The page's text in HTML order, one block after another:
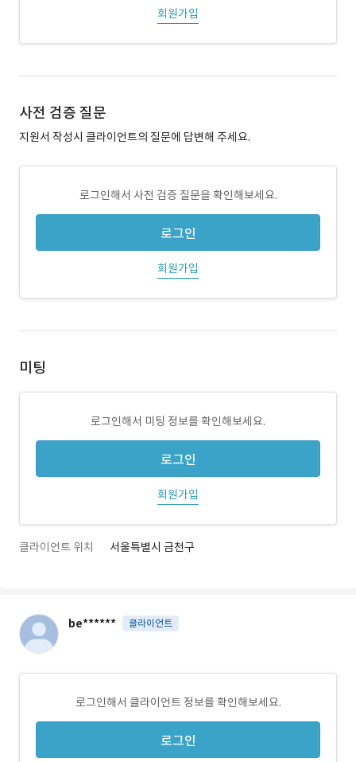
회원가입
사전 검증 질문
지원서 작성시 클라이언트의 질문에 답변해 주세요.
로그인해서 사전 검증 질문을 확인해보세요.
로그인
회원가입
미팅
로그인해서 미팅 정보를 확인해보세요.
로그인
회원가입
클라이언트 위치 서울특별시 금천구
be****** 클라이언트
로그인해서 클라이언트 정보를 확인해보세요.
로그인